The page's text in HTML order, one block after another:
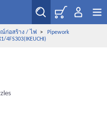
ก่อสร้าง / ไฟ >
Pipework
4FS303(IKEUCHI)